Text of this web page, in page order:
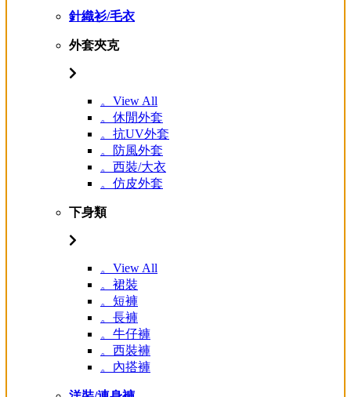
針織衫/毛衣
外套夾克
。View All
。休閒外套
。抗UV外套
。防風外套
。西裝/大衣
。仿皮外套
下身類
。View All
。裙裝
。短褲
。長褲
。牛仔褲
。西裝褲
。內搭褲